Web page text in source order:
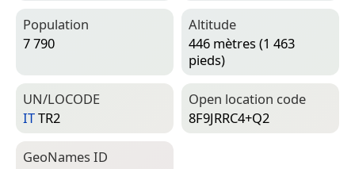
Population
7 790
Altitude
446 mètres (1 463
pieds)
UN/LOCODE
ITTR2
Open location code
8F9JRRC4+Q2
Geo­Names ID